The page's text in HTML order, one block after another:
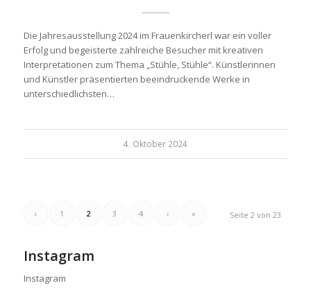
Die Jahresausstellung 2024 im Frauenkircherl war ein voller
Erfolg und begeisterte zahlreiche Besucher mit kreativen
Interpretationen zum Thema „Stühle, Stühle“. Künstlerinnen
und Künstler präsentierten beeindruckende Werke in
unterschiedlichsten…
4. Oktober 2024
Seite 2 von 23
‹ 1 2 3 4 › »
Instagram
Instagram